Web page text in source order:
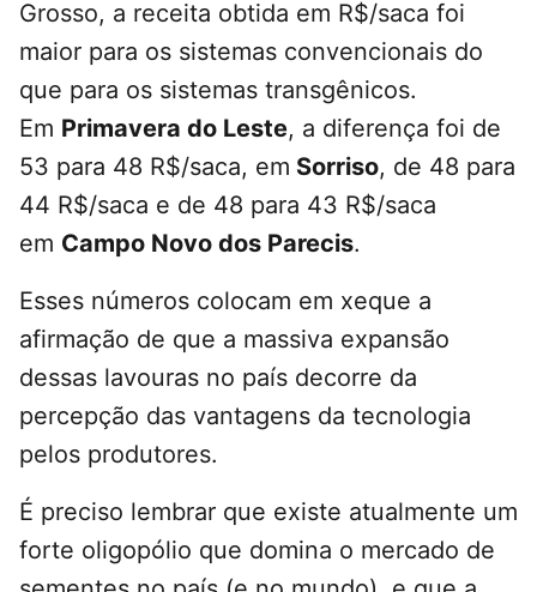
Grosso, a receita obtida em R$/saca foi
maior para os sistemas convencionais do
que para os sistemas transgênicos.
Em Primavera do Leste, a diferença foi de
53 para 48 R$/saca, em Sorriso, de 48 para
44 R$/saca e de 48 para 43 R$/saca
em Campo Novo dos Parecis.
Esses números colocam em xeque a
afirmação de que a massiva expansão
dessas lavouras no país decorre da
percepção das vantagens da tecnologia
pelos produtores.
É preciso lembrar que existe atualmente um
forte oligopólio que domina o mercado de